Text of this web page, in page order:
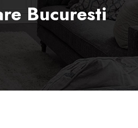
Bucuresti